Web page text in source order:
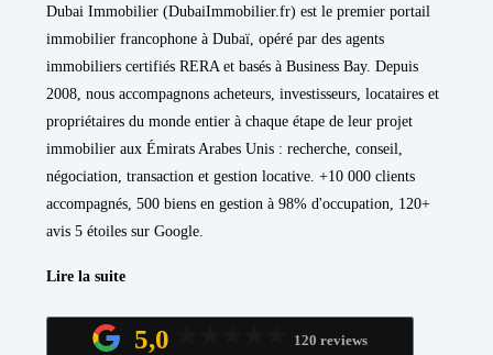
Dubai Immobilier (DubaiImmobilier.fr) est le premier portail
immobilier francophone à Dubaï, opéré par des agents
immobiliers certifiés RERA et basés à Business Bay. Depuis
2008, nous accompagnons acheteurs, investisseurs, locataires et
propriétaires du monde entier à chaque étape de leur projet
immobilier aux Émirats Arabes Unis : recherche, conseil,
négociation, transaction et gestion locative. +10 000 clients
accompagnés, 500 biens en gestion à 98% d'occupation, 120+
avis 5 étoiles sur Google.
Lire la suite
5,0 120 reviews